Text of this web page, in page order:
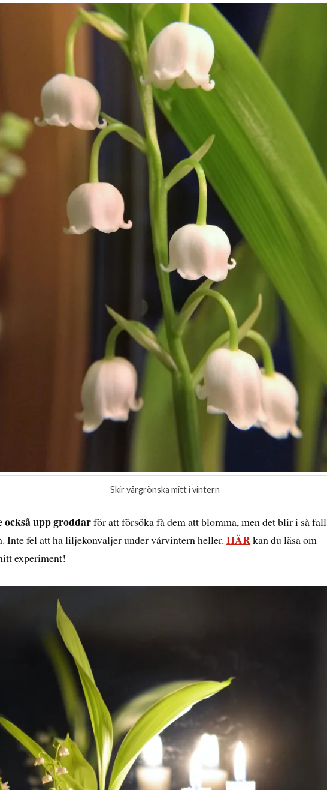
Skir vårgrönska mitt i vintern
också upp groddarför att försöka få dem att blomma, men det blir i så fall
Inte fel att ha liljekonvaljer under vårvintern heller.HÄRkan du läsa om
experiment!